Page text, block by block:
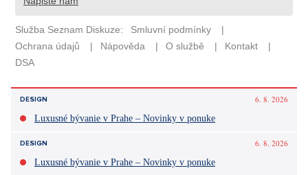
DESIGN
6. 8. 2026
Luxusné bývanie v Prahe – Novinky v ponuke
DESIGN
6. 8. 2026
Luxusné bývanie v Prahe – Novinky v ponuke